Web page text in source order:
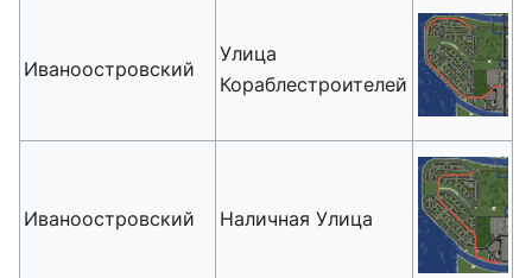
Иваноостровский
Улица
Кораблестроителей
Иваноостровский Наличная Улица